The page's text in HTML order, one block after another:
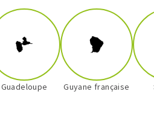
de
Guadeloupe Guyane française